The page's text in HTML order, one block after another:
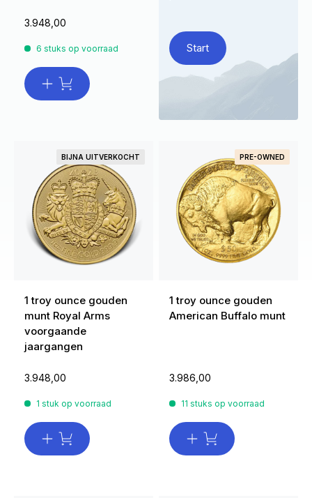
3.948,00
6 stuks op voorraad Start
BIJNA UITVERKOCHT
1 troy ounce gouden
munt Royal Arms
voorgaande
jaargangen
3.948,00
1 stuk op voorraad
PRE-OWNED
1 troy ounce gouden
American Buffalo munt
3.986,00
11 stuks op voorraad